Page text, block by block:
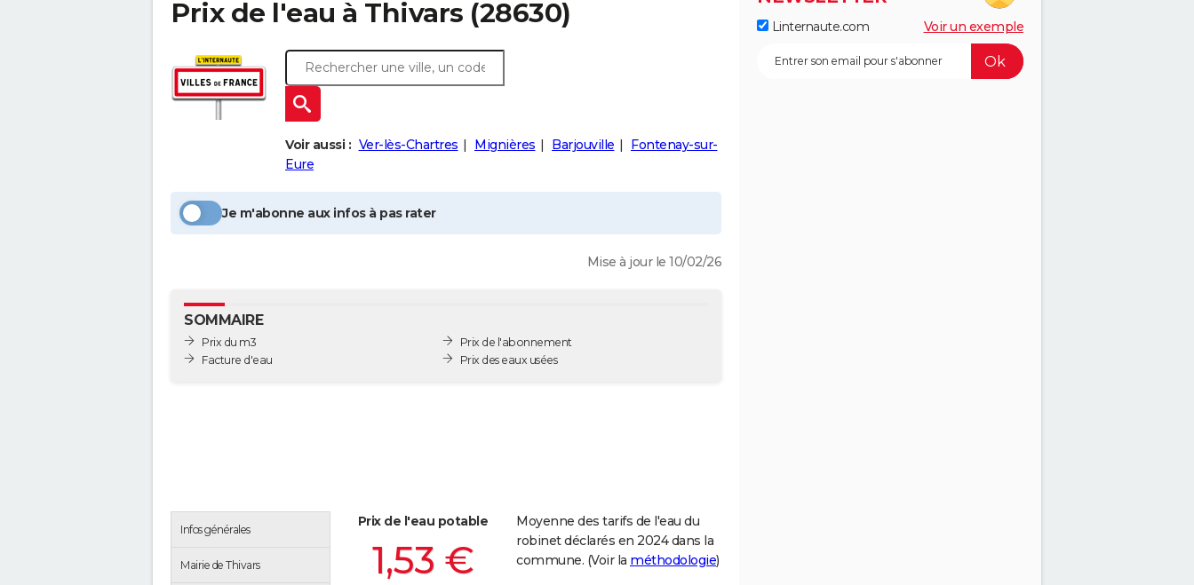
Prix de l'eau à Thivars (28630)
Voir aussi : Ver-lès-Chartres Mignières Barjouville
Fontenay-sur-
Eure
Je m'abonne aux infos à pas rater
Mise à jour le 10/02/26
SOMMAIRE
Prix du m3
Facture d'eau
Prix de l'abonnement
Prix des eaux usées
Infos générales
Mairie de Thivars
Prix de l'eau potable
1,53 €
Moyenne des tarifs de l'eau du
robinet déclarés en 2024 dans la
commune. (Voir la méthodologie)
Linternaute.com Voir un exemple